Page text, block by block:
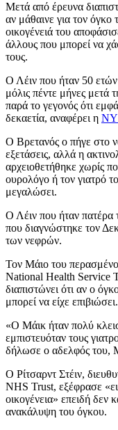
Μετά από έρευνα
αν μάθαινε για τον όγκο
οικογένειά του
άλλους που μπορεί να
τους.
Ο Λέιν που ήταν 50
μόλις πέντε μήνες μετά
παρά το γεγονός ότι
δεκαετία, αναφέρει η
Ο Βρετανός ο πήγε στο
εξετάσεις, αλλά η
αρχειοθετήθηκε χωρίς
ουρολόγο ή τον γιατρό
μεγαλώσει.
Ο Λέιν που ήταν πατέρα
που διαγνώστηκε τον
των νεφρών.
Τον Μάιο του
National Health Service
διαπιστώνει ότι αν ο
μπορεί να είχε επιβιώσει.
«Ο Μάικ ήταν πολύ
εμπιστευόταν τους
δήλωσε ο αδελφός του,
Ο Ρίτσαρντ Στέιν,
NHS Trust, εξέφρασε
οικογένεια» επειδή δεν
ανακάλυψη του όγκου.